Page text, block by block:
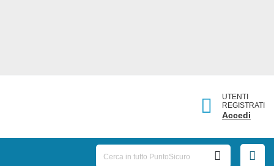
UTENTI
REGISTRATI
Accedi